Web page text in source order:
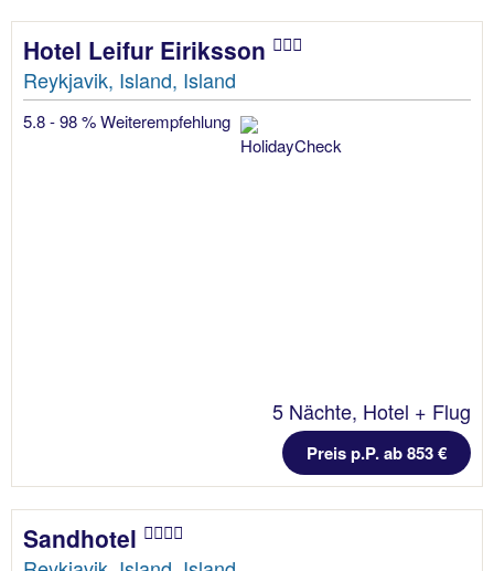
Hotel Leifur Eiriksson
Reykjavik, Island, Island
5.8 - 98 % Weiterempfehlung
5 Nächte, Hotel + Flug
Preis p.P. ab 853 €
Sandhotel